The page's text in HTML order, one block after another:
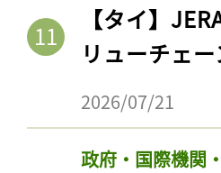
【タイ】
リューチェ
2026/07/21
政府・国際機関